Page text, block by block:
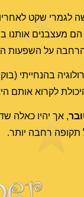
לא שנעשה לגמרי שקט
מעצבנים אותנו
על השפעות
בהנחייתי
לקרוא אותם
, אך יהיו כאלה
תקופה רחבה יותר.